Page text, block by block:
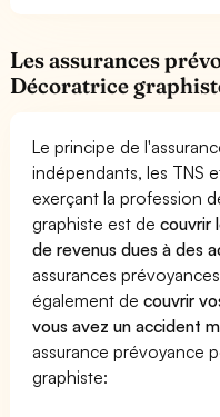
Les assurances
Décoratrice
Le principe de
indépendants, les TNS
exerçant la profession
graphiste est decouvrir
de revenus dues à des
assurances
également decouvrir
vous avez un accident
assurance prévoyance
graphiste: